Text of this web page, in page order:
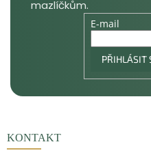
E-mail
PŘIHLÁSIT
KONTAKT